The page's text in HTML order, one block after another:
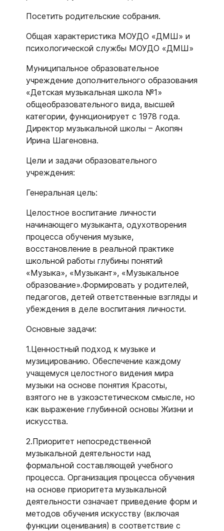
Посетить родительские собрания.
Общая характеристика МОУДО «ДМШ» и
психологической службы МОУДО «ДМШ»
Муниципальное образовательное
учреждение дополнительного образования
«Детская музыкальная школа №1»
общеобразовательного вида, высшей
категории, функционирует с 1978 года.
Директор музыкальной школы – Акопян
Ирина Шагеновна.
Цели и задачи образовательного
учреждения:
Генеральная цель:
Целостное воспитание личности
начинающего музыканта, одухотворения
процесса обучения музыке,
восстановление в реальной практике
школьной работы глубины понятий
«Музыка», «Музыкант», «Музыкальное
образование».Формировать у родителей,
педагогов, детей ответственные взгляды и
убеждения в деле воспитания личности.
Основные задачи:
1.Ценностный подход к музыке и
музицированию. Обеспечение каждому
учащемуся целостного видения мира
музыки на основе понятия Красоты,
взятого не в узкоэстетическом смысле, но
как выражение глубинной основы Жизни и
искусства.
2.Приоритет непосредственной
музыкальной деятельности над
формальной составляющей учебного
процесса. Организация процесса обучения
на основе приоритета музыкальной
деятельности означает приведение форм и
методов обучения искусству (включая
функции оценивания) в соответствие с